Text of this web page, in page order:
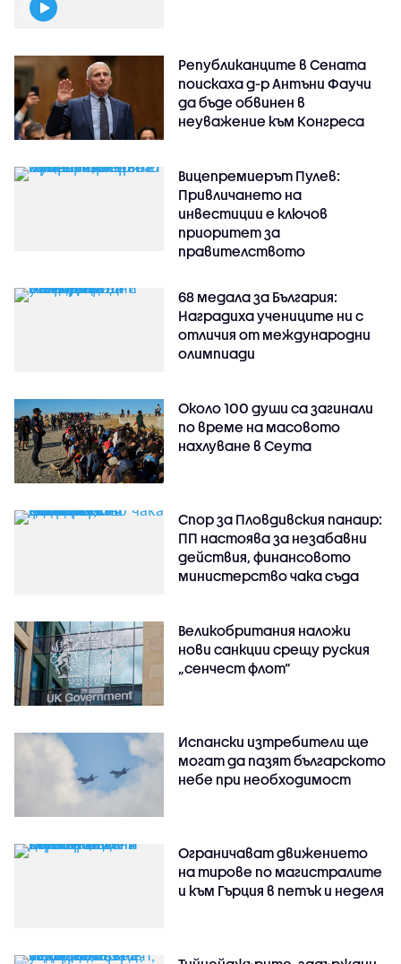
Републиканците в Сената
поискаха д-р Антъни Фаучи
да бъде обвинен в
неуважение към Конгреса
Вицепремиерът Пулев:
Привличането на
инвестиции е ключов
приоритет за
правителството
68 медала за България:
Наградиха учениците ни с
отличия от международни
олимпиади
Около 100 души са загинали
по време на масовото
нахлуване в Сеута
Спор за Пловдивския панаир:
ПП настоява за незабавни
действия, финансовото
министерство чака съда
Великобритания наложи
нови санкции срещу руския
„сенчест флот“
Испански изтребители ще
могат да пазят българското
небе при необходимост
Ограничават движението
на тирове по магистралите
и към Гърция в петък и неделя